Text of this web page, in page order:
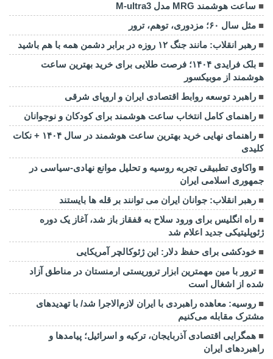
ساعت هوشمند MRG مدل M-ultra3
مثل سال ۶۰؛ مزدوری، توهم، ترور
رهبر انقلاب: مانند جنگ ۱۲ روزه در برابر دشمن همه با هم باشید
بلک فرایدی ۱۴۰۴؛ فرصت طلایی برای خرید بهترین ساعت
هوشمند از موبیکسور
راهبرد توسعه روابط اقتصادی ایران و اروپای شرقی
راهنمای کامل انتخاب ساعت هوشمند برای کودکان و نوجوانان
راهنمای نهایی خرید بهترین ساعت هوشمند در سال ۱۴۰۴ + نکات
کلیدی
واکاوی تطبیقی تجربه روسیه و تحلیل موانع نهادی-سیاسی در
جمهوری اسلامی ایران
رهبر انقلاب: جوانان ایران می توانند بر قله ها بایستند
راه انگلیس برای ورود سلاح به قفقاز باز شد، آغاز یک دوره
ژئوپلیتیکی جدید اعلام شد
خودکشی برای حفظ دلار: این ژئوکالچر آمریکایی
ترور با مین مهمترین ابزار تروریستی ارمنستان در مناطق آزاد
شده از اشغال است
روسیه: معاهده راهبردی با ایران لازم‌الاجرا شد/ با تهدیدهای
مشترک مقابله می‌کنیم
همگرایی اقتصادی آذربایجان، ترکیه و اسرائیل؛ پیامدها و
راهبردهای ایران